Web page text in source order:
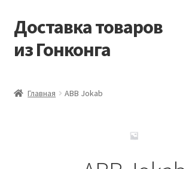
Перейти
к
навигации
Перейти
к
содержимому
Доставка товаров
из Гонконга
Главная ABB Jokab